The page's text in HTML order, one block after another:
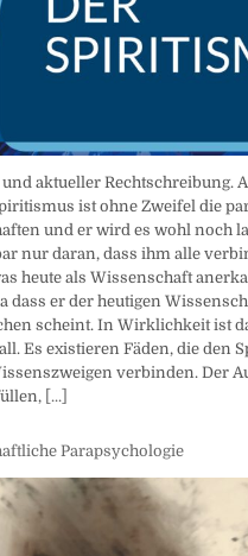
aktueller Rechtschreibung.
ist ohne Zweifel die
und er wird es wohl noch
nur daran, dass ihm alle
heute als Wissenschaft
dass er der heutigen
scheint. In Wirklichkeit ist
Es existieren Fäden, die den
verbinden. Der
[...]
Parapsychologie